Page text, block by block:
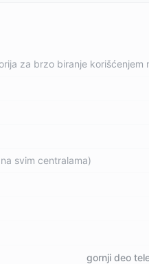
za brzo biranje korišćenjem
svim centralama)
gornji deo